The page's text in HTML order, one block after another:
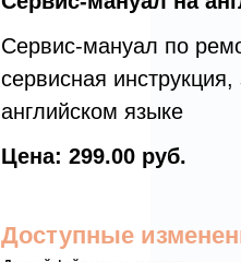
Сервис-мануал по
сервисная
английском языке
Цена: 299.00 руб.
Доступные